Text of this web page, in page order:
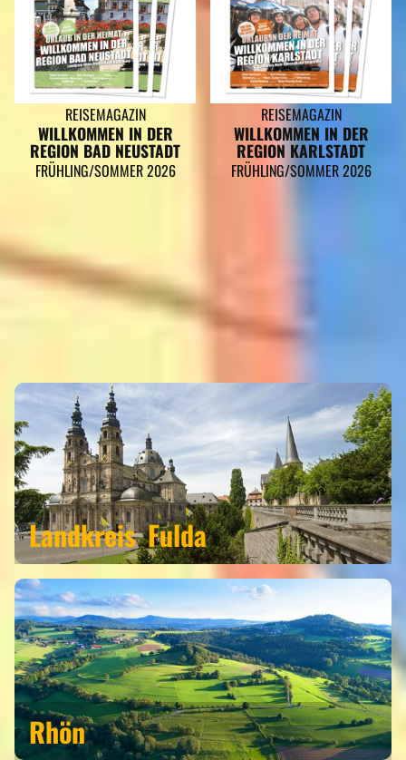
REISEMAGAZIN
WILLKOMMEN IN DER
REGION BAD NEUSTADT
FRÜHLING/SOMMER 2026
REISEMAGAZIN
WILLKOMMEN IN DER
REGION KARLSTADT
FRÜHLING/SOMMER 2026
BURGHAUN GEHÖRT ZU DEN
REGIONEN
LandkreisFulda
Rhön